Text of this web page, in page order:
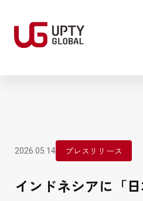
2026.05.14 プレスリリース
インドネシアに「日